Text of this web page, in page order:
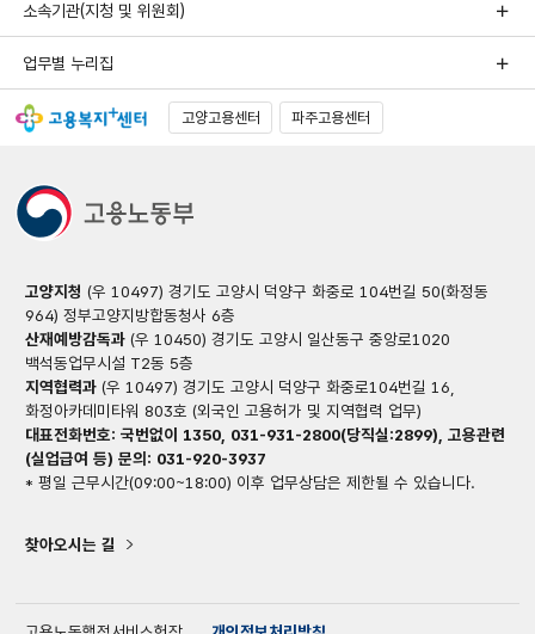
소속기관(지청 및 위원회)
업무별 누리집
고양고용센터 파주고용센터
고양지청 (우 10497) 경기도 고양시 덕양구 화중로 104번길 50(화정동
964) 정부고양지방합동청사 6층
산재예방감독과(우 10450) 경기도 고양시 일산동구 중앙로1020
백석동업무시설 T2동 5층
지역협력과(우 10497) 경기도 고양시 덕양구 화중로104번길 16,
화정아카데미타워 803호 (외국인 고용허가 및 지역협력 업무)
대표전화번호: 국번없이 1350, 031-931-2800(당직실:2899), 고용관련
(실업급여 등) 문의: 031-920-3937
* 평일 근무시간(09:00~18:00) 이후 업무상담은 제한될 수 있습니다.
찾아오시는 길